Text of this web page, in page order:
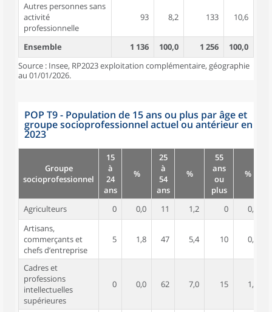
Autres personnes sans
activité
professionnelle
93 8,2 133 10,6
Ensemble 1 136 100,0 1 256
100,0
Source : Insee, RP2023 exploitation complémentaire, géographie
au 01/01/2026.
POP T9 - Population de 15 ans ou plus par âge et
groupe socioprofessionnel actuel ou antérieur en
2023
Groupe
socioprofessionnel
15
à
24
ans
%
25
à
54
ans
%
55
ans
ou
plus
%
Agriculteurs 0 0,0 11 1,2 0
0,0
Artisans,
commerçants et
chefs d’entreprise
5 1,8 47 5,4 10 0,8
Cadres et
professions
intellectuelles
supérieures
0 0,0 62 7,0 15 1,2